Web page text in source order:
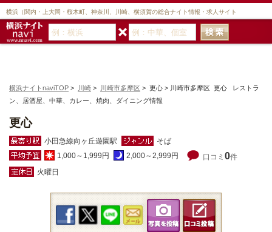
横浜（関内・上大岡・桜木町、神奈川、川崎、横須賀の総合ナイト情報・求人サイト
横浜ナイトnaviTOP > 川崎 > 川崎市多摩区 > 更心 > 川崎市多摩区 更心 レストラ
ン、居酒屋、中華、カレー、焼肉、ダイニング情報
更心
小田急線向ヶ丘遊園駅
そば
1,000～1,999円
2,000～2,999円 口コミ 0件
火曜日